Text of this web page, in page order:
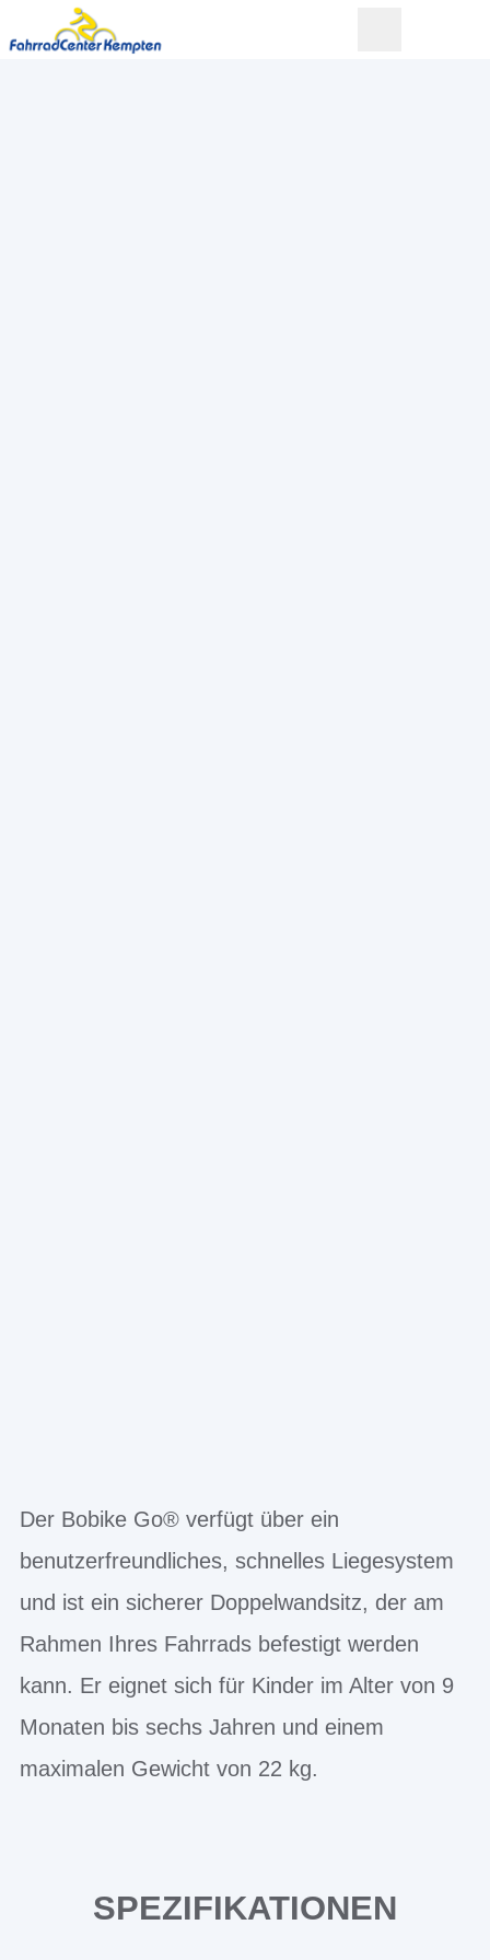
Der Bobike Go® verfügt über ein
benutzerfreundliches, schnelles Liegesystem
und ist ein sicherer Doppelwandsitz, der am
Rahmen Ihres Fahrrads befestigt werden
kann. Er eignet sich für Kinder im Alter von 9
Monaten bis sechs Jahren und einem
maximalen Gewicht von 22 kg.
SPEZIFIKATIONEN